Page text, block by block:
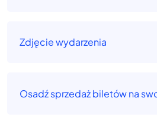
Zdjęcie wydarzenia
Osadź sprzedaż biletów na